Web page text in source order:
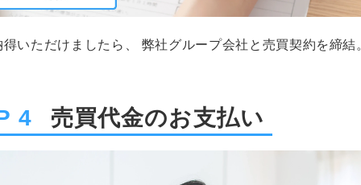
得いただけましたら、 弊社グループ会社と売買契約を締結
4 売買代金のお支払い